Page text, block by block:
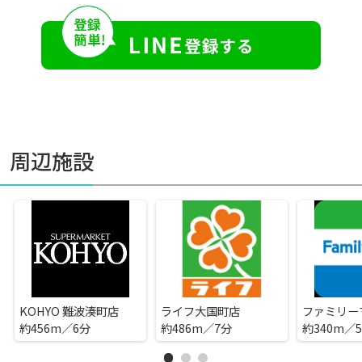
周辺施設
KOHYO 難波湊町店
約456m／6分
ライフ大国町店
約486m／7分
約340m／